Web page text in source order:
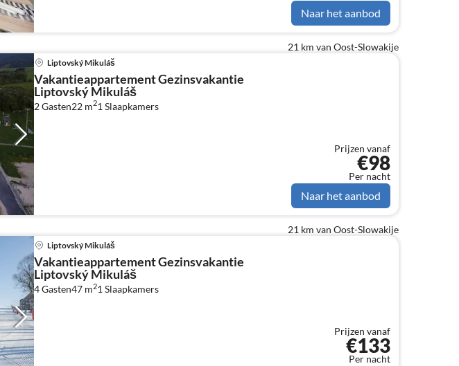
Naar het aanbod
21 km van Oost-Slowakije
Liptovský Mikuláš
Vakantieappartement Gezinsvakantie
Liptovský Mikuláš
2 Gasten22 m21 Slaapkamers
Prijzen vanaf
€98
Per nacht
Naar het aanbod
21 km van Oost-Slowakije
Liptovský Mikuláš
Vakantieappartement Gezinsvakantie
Liptovský Mikuláš
4 Gasten47 m21 Slaapkamers
Prijzen vanaf
€133
Per nacht